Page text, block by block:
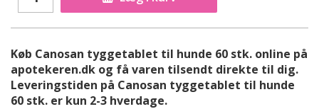
Køb Canosan tyggetablet til hunde 60 stk. online på
apotekeren.dk og få varen tilsendt direkte til dig.
Leveringstiden på Canosan tyggetablet til hunde
60 stk. er kun 2-3 hverdage.